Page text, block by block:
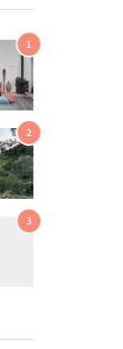
1
2
3